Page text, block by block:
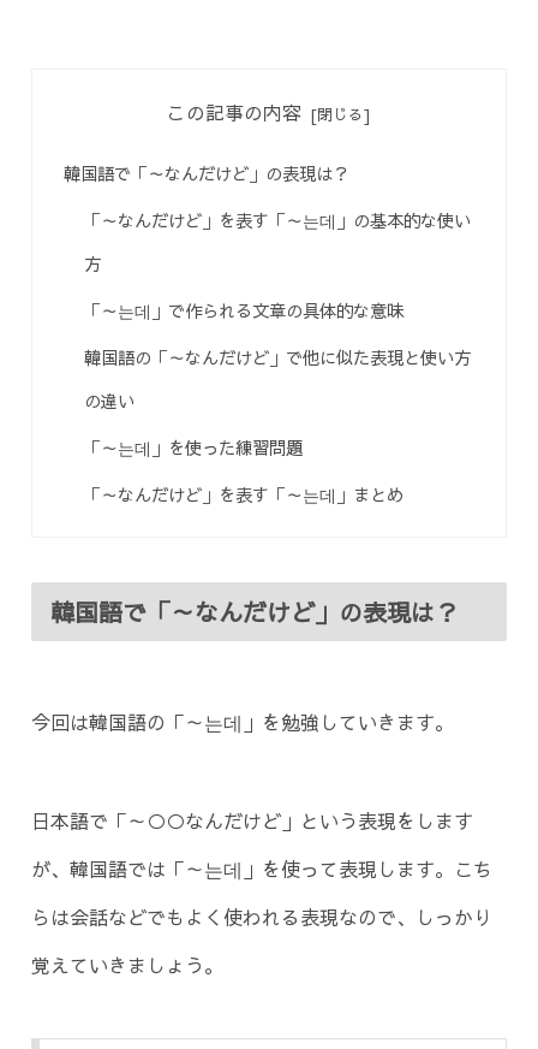
この記事の内容
韓国語で「～なんだけど」の表現は？
「～なんだけど」を表す「～는데」の基本的な使い
方
「～는데」で作られる文章の具体的な意味
韓国語の「～なんだけど」で他に似た表現と使い方
の違い
「～는데」を使った練習問題
「～なんだけど」を表す「～는데」まとめ
韓国語で「～なんだけど」の表現は？
今回は韓国語の「～는데」を勉強していきます。
日本語で「～○○なんだけど」という表現をします
が、韓国語では「～는데」を使って表現します。こち
らは会話などでもよく使われる表現なので、しっかり
覚えていきましょう。